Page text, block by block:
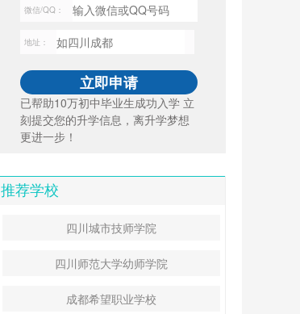
微信/QQ：
地址：
已帮助10万初中毕业生成功入学 立
刻提交您的升学信息，离升学梦想
更进一步！
推荐学校
四川城市技师学院
四川师范大学幼师学院
成都希望职业学校